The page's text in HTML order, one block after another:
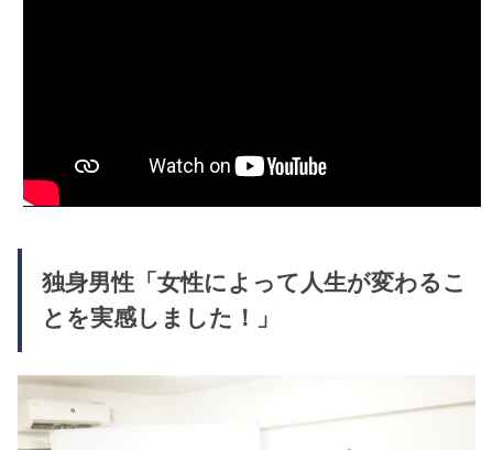
独身男性「女性によって人生が変わるこ
とを実感しました！」